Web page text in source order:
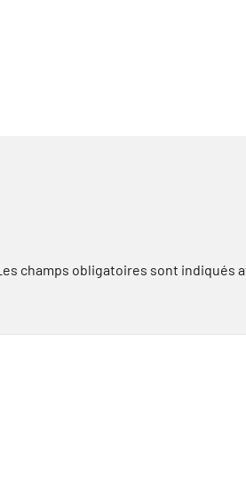
champs obligatoires sont indiqués